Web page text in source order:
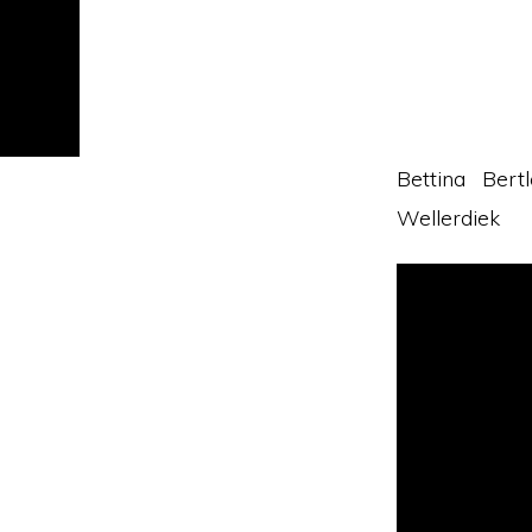
Bettina
Wellerdiek